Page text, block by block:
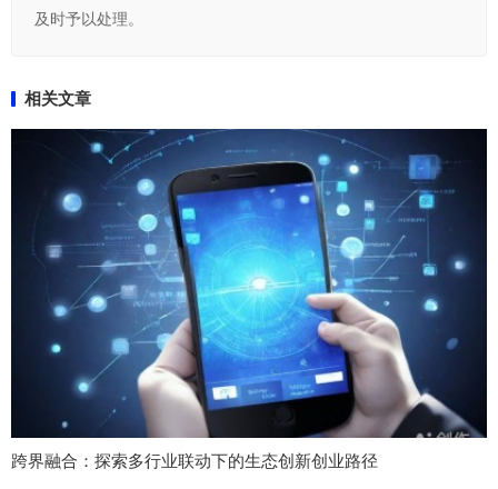
及时予以处理。
相关文章
跨界融合：探索多行业联动下的生态创新创业路径